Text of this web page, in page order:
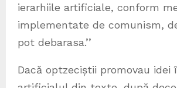
ierarhiile artificiale, conform
implementate de comunism,
pot debarasa.’’
Dacă optzeciștii promovau idei